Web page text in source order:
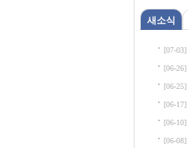
새소식
[07-03]
[06-26]
[06-25]
[06-17]
[06-10]
[06-08]